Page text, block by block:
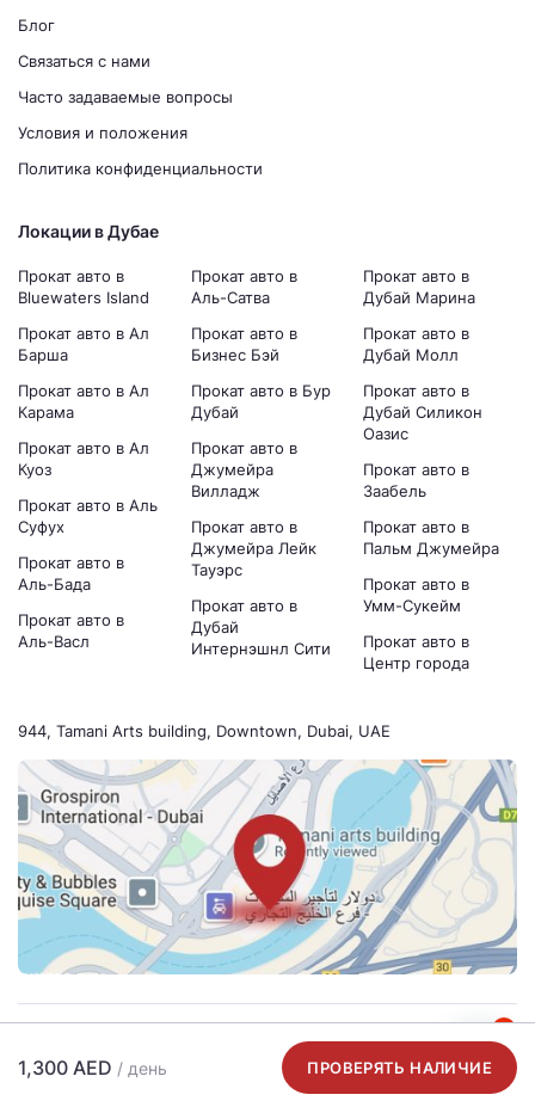
1,300 AED / день ПРОВЕРЯТЬ НАЛИЧИЕ
944, Tamani Arts building, Downtown, Dubai, UAE
Блог
Связаться с нами
Часто задаваемые вопросы
Условия и положения
Политика конфиденциальности
Локации в Дубае
Прокат авто в
Bluewaters Island
Прокат авто в Ал
Барша
Прокат авто в Ал
Карама
Прокат авто в Ал
Куоз
Прокат авто в Аль
Суфух
Прокат авто в
Аль-Бада
Прокат авто в
Аль-Васл
Прокат авто в
Аль-Сатва
Прокат авто в
Бизнес Бэй
Прокат авто в Бур
Дубай
Прокат авто в
Джумейра
Вилладж
Прокат авто в
Джумейра Лейк
Тауэрс
Прокат авто в
Дубай
Интернэшнл Сити
Прокат авто в
Дубай Марина
Прокат авто в
Дубай Молл
Прокат авто в
Дубай Силикон
Оазис
Прокат авто в
Заабель
Прокат авто в
Пальм Джумейра
Прокат авто в
Умм-Сукейм
Прокат авто в
Центр города
1